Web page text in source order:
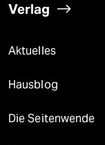
Verlag
Aktuelles
Hausblog
Die Seitenwende